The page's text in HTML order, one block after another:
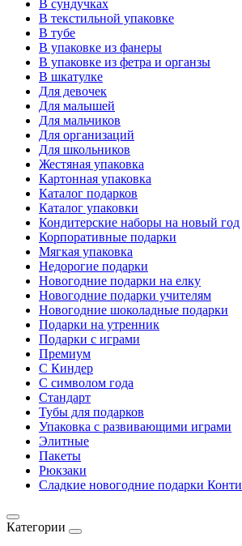
В сундучках
В текстильной упаковке
В тубе
В упаковке из фанеры
В упаковке из фетра и органзы
В шкатулке
Для девочек
Для малышей
Для мальчиков
Для организаций
Для школьников
Жестяная упаковка
Картонная упаковка
Каталог подарков
Каталог упаковки
Кондитерские наборы на новый год
Корпоративные подарки
Мягкая упаковка
Недорогие подарки
Новогодние подарки на елку
Новогодние подарки учителям
Новогодние шоколадные подарки
Подарки на утренник
Подарки с играми
Премиум
С Киндер
С символом года
Стандарт
Тубы для подарков
Упаковка с развивающими играми
Элитные
Пакеты
Рюкзаки
Сладкие новогодние подарки Конти
Категории